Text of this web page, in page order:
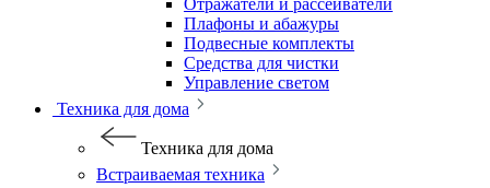
Отражатели и рассеиватели
Плафоны и абажуры
Подвесные комплекты
Средства для чистки
Управление светом
Техника для дома
Техника для дома
Встраиваемая техника